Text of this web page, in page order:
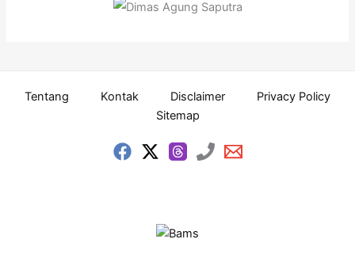
Tentang Kontak Disclaimer
Privacy Policy
Sitemap